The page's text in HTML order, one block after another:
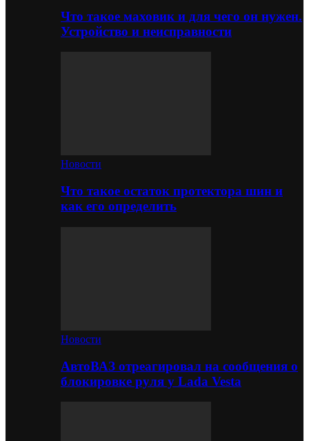
Что такое маховик и для чего он нужен.
Устройство и неисправности
Новости
Что такое остаток протектора шин и
как его определить
Новости
АвтоВАЗ отреагировал на сообщения о
блокировке руля у Lada Vesta